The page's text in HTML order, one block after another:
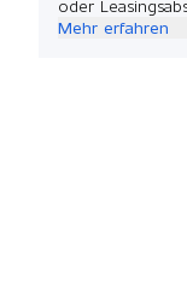
oder
Mehr erfahren